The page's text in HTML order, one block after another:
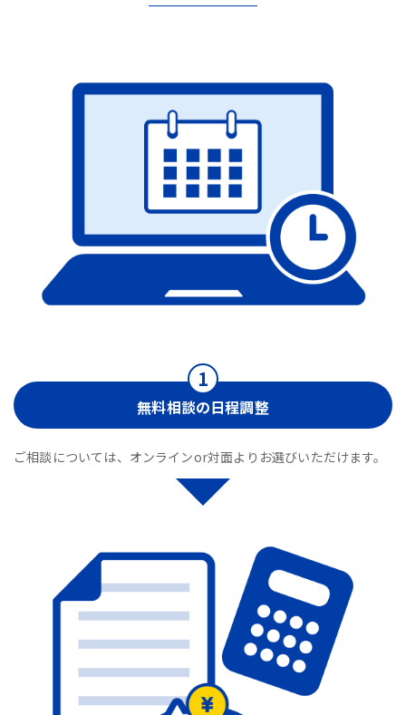
無料相談の日程調整
ご相談については、オンラインor対面よりお選びいただけます。